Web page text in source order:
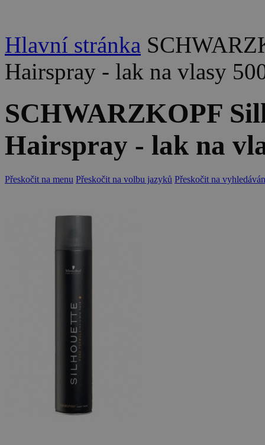
Hlavní stránka
Hairspray - lak na vlasy
SCHWARZKOPF
Hairspray - lak na
Přeskočit na menu Přeskočit na volbu jazyků Přeskočit na